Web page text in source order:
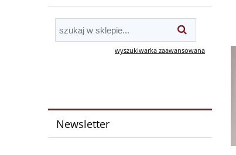
wyszukiwarka zaawansowana
Newsletter